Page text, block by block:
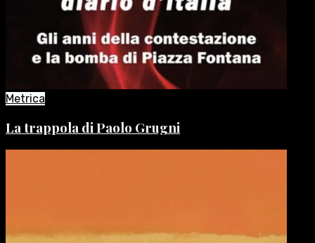
Metrica
La trappola di Paolo Grugni